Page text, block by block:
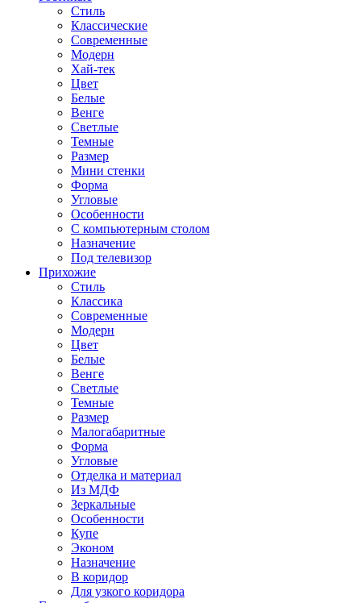
Стиль
Классические
Современные
Модерн
Хай-тек
Цвет
Белые
Венге
Светлые
Темные
Размер
Мини стенки
Форма
Угловые
Особенности
С компьютерным столом
Назначение
Под телевизор
Прихожие
Стиль
Классика
Современные
Модерн
Цвет
Белые
Венге
Светлые
Темные
Размер
Малогабаритные
Форма
Угловые
Отделка и материал
Из МДФ
Зеркальные
Особенности
Купе
Эконом
Назначение
В коридор
Для узкого коридора